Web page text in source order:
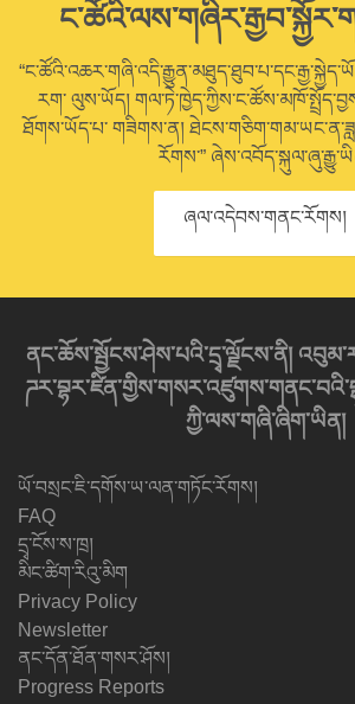
རག་ ལུས་ཡོད།
ཐོགས་ཡོད་པ་ གཟིགས་ན།
རོགས་”
ཞལ་འདེབས་གནང་རོགས།
ནང་ཆོས་སྦྱོངས་ཤེས་པའི་དྲྭ་ལྗོངས་ནི།
ཀྱི་ལས་གཞི་ཞིག་ཡིན།
ཡོ་བསྲང་ཇི་དགོས་ཡ་ལན་གཏོང་རོགས།
FAQ
དྲྭ་ངོས་ས་ཁྲ།
མིང་ཚིག་རིའུ་མིག
Privacy Policy
Newsletter
ནང་དོན་ཐོན་གསར་ཤོས།
Progress Reports